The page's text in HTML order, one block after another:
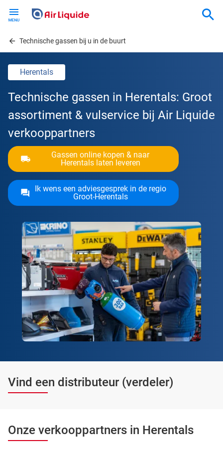
contentTechnische gassen bij u in de buurt
Herentals
Technische gassen in Herentals: Groot
assortiment & vulservice bij Air Liquide
verkooppartners
Gassen online kopen & naar
Herentals laten leveren
Ik wens een adviesgesprek in de regio
Groot-Herentals
Vind een distributeur (verdeler)
Onze verkooppartners in Herentals